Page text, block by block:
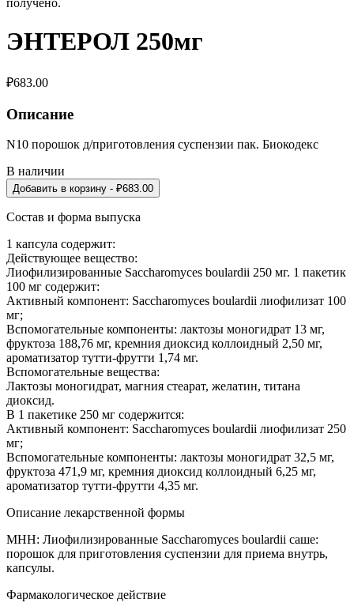
получено.
ЭНТЕРОЛ 250мг
₽683.00
Описание
N10 порошок д/приготовления суспензии пак. Биокодекс
В наличии
Добавить в корзину - ₽683.00
Состав и форма выпуска
1 капсула содержит:
Действующее вещество:
Лиофилизированные Saccharomyces boulardii 250 мг. 1 пакетик
100 мг содержит:
Активный компонент: Saccharomyces boulardii лиофилизат 100
мг;
Вспомогательные компоненты: лактозы моногидрат 13 мг,
фруктоза 188,76 мг, кремния диоксид коллоидный 2,50 мг,
ароматизатор тутти-фрутти 1,74 мг.
Вспомогательные вещества:
Лактозы моногидрат, магния стеарат, желатин, титана
диоксид.
В 1 пакетике 250 мг содержится:
Активный компонент: Saccharomyces boulardii лиофилизат 250
мг;
Вспомогательные компоненты: лактозы моногидрат 32,5 мг,
фруктоза 471,9 мг, кремния диоксид коллоидный 6,25 мг,
ароматизатор тутти-фрутти 4,35 мг.
Описание лекарственной формы
МНН: Лиофилизированные Saccharomyces boulardii саше:
порошок для приготовления суспензии для приема внутрь,
капсулы.
Фармакологическое действие